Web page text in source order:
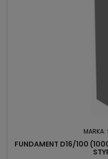
MARKA:
FUNDAMENT D16/100